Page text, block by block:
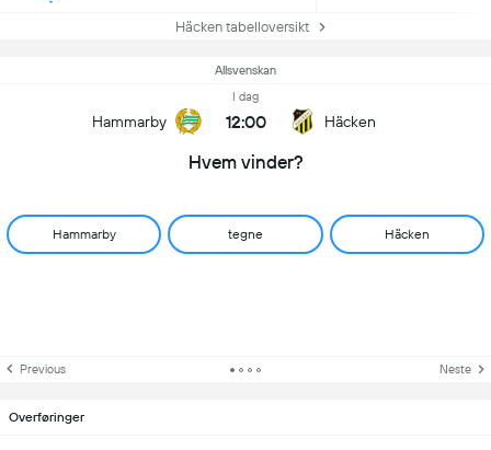
Häcken tabelloversikt
Allsvenskan
Hammarby
I dag
12:00 Häcken
Hvem vinder?
Hammarby tegne Häcken
Previous Neste
Overføringer